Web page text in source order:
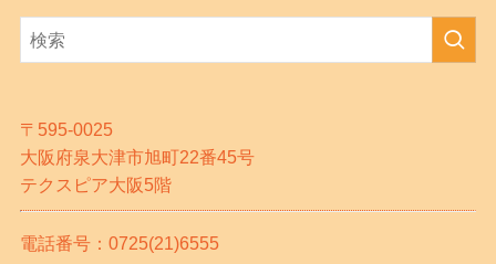
〒595-0025
大阪府泉大津市旭町22番45号
テクスピア大阪5階
電話番号：0725(21)6555